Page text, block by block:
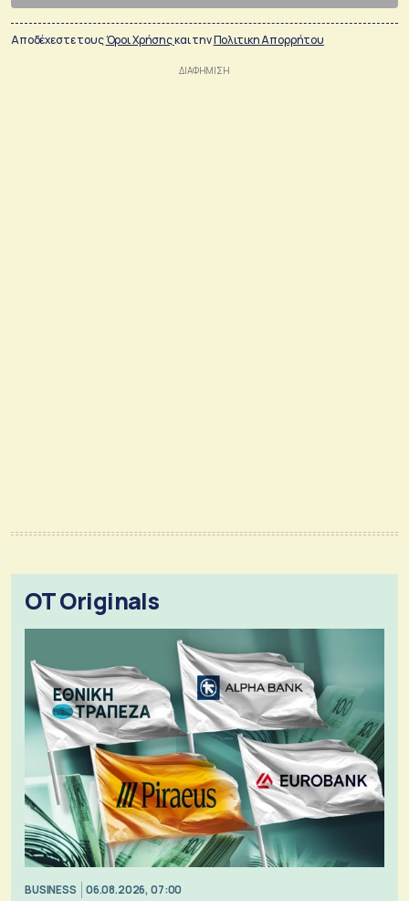
Αποδέχεστε τουςΌροι Χρήσηςκαι τηνΠολιτικη Απορρήτου
OT Originals
BUSINESS 06.08.2026, 07:00